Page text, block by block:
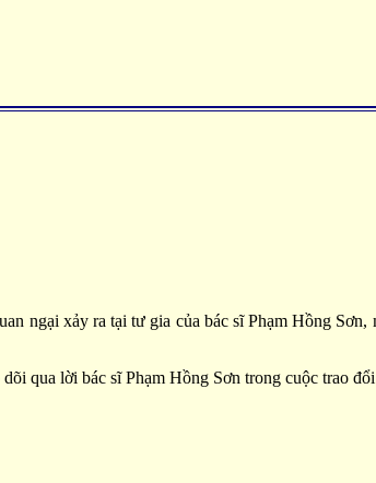
ngại xảy ra tại tư gia của bác sĩ Phạm Hồng
qua lời bác sĩ Phạm Hồng Sơn trong cuộc trao